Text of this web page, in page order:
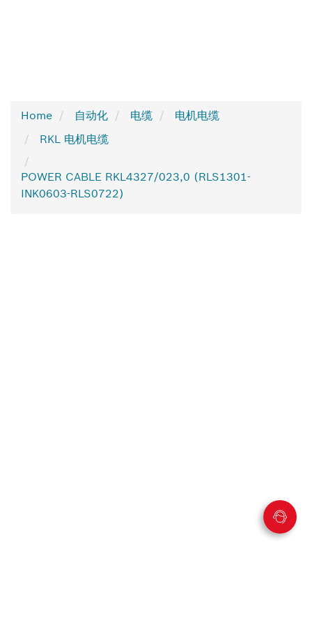
Home 自动化 电缆
电机电缆
RKL 电机电缆
POWER CABLE RKL4327/023,0 (RLS1301-
INK0603-RLS0722)